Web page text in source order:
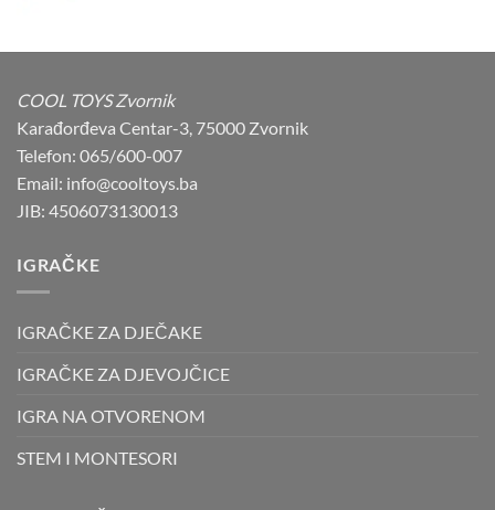
99,90 KM.95,90 KM.
COOL TOYS Zvornik
Karađorđeva Centar-3, 75000 Zvornik
Telefon: 065/600-007
Email: info@cooltoys.ba
JIB: 4506073130013
IGRAČKE
IGRAČKE ZA DJEČAKE
IGRAČKE ZA DJEVOJČICE
IGRA NA OTVORENOM
STEM I MONTESORI